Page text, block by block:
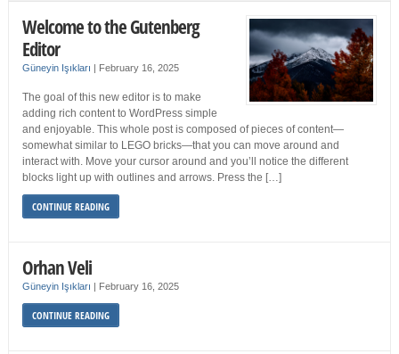
Welcome to the Gutenberg
Editor
Güneyin Işıkları | February 16, 2025
The goal of this new editor is to make
adding rich content to WordPress simple
and enjoyable. This whole post is composed of pieces of content—
somewhat similar to LEGO bricks—that you can move around and
interact with. Move your cursor around and you’ll notice the different
blocks light up with outlines and arrows. Press the […]
CONTINUE READING
Orhan Veli
Güneyin Işıkları | February 16, 2025
CONTINUE READING